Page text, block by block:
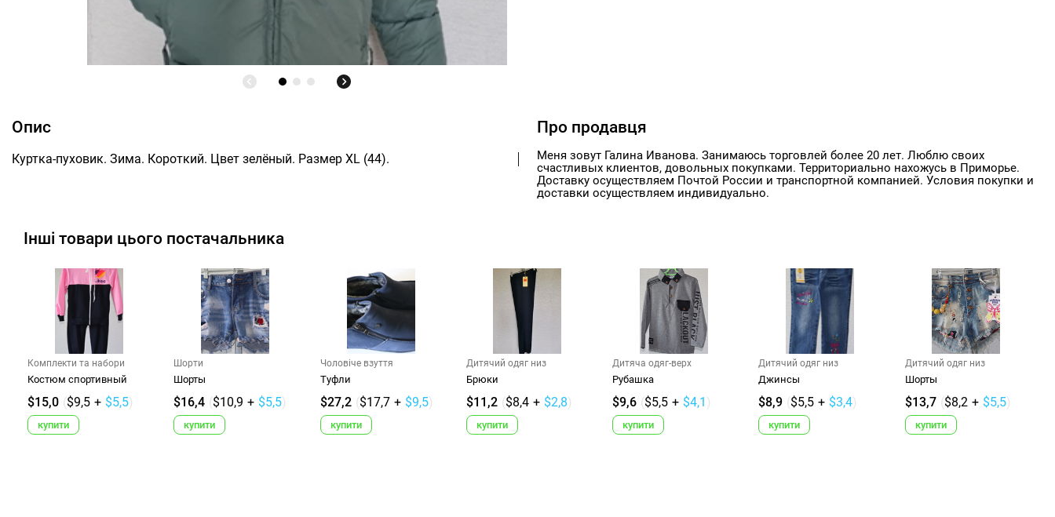
Опис
Куртка-пуховик. Зима. Короткий. Цвет зелёный. Размер XL (44).
Про продавця
Меня зовут Галина Иванова. Занимаюсь торговлей более 20 лет. Люблю своих
счастливых клиентов, довольных покупками. Территориально нахожусь в Приморье.
Доставку осуществляем Почтой России и транспортной компанией. Условия покупки и
доставки осуществляем индивидуально.
Інші товари цього постачальника
Комплекти та набори
Костюм спортивный
$15,0 ($9,5 + $5,5)
купити
Шорти
Шорты
$16,4 ($10,9 + $5,5)
купити
Чоловіче взуття
Туфли
$27,2 ($17,7 + $9,5)
купити
Дитячий одяг низ
Брюки
$11,2 ($8,4 + $2,8)
купити
Дитяча одяг-верх
Рубашка
$9,6 ($5,5 + $4,1 )
купити
Дитячий одяг низ
Джинсы
$8,9 ($5,5 + $3,4)
купити
Дитячий одяг низ
Шорты
$13,7 ($8,2 + $5,5)
купити